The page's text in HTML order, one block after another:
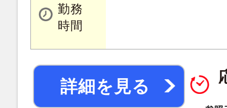
勤務
時間
詳細を見る